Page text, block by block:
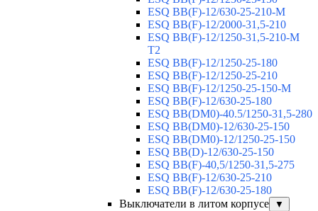
ESQ BB(F)-12/630-25-210-М
ESQ BB(F)-12/2000-31,5-210
ESQ BB(F)-12/1250-31,5-210-М
T2
ESQ BB(F)-12/1250-25-180
ESQ ВВ(F)-12/1250-25-210
ESQ ВВ(F)-12/1250-25-150-М
ESQ BB(F)-12/630-25-180
ESQ ВВ(DM0)-40.5/1250-31,5-280
ESQ ВВ(DM0)-12/630-25-150
ESQ ВВ(DM0)-12/1250-25-150
ESQ BB(D)-12/630-25-150
ESQ ВВ(F)-40,5/1250-31,5-275
ESQ ВВ(F)-12/630-25-210
ESQ ВВ(F)-12/630-25-180
Выключатели в литом корпусе
▼